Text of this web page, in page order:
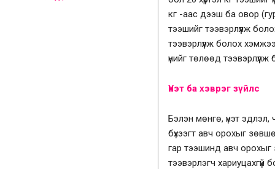
кг -аас дээш ба овор
тээшийг тээвэрлүүлж
тээвэрлүүлж болох
үнийг төлөөд тээвэрлүүлж
Үнэт ба хэврэг зүйлс
Бэлэн мөнгө, үнэт
бүхээгт авч орохыг
гар тээшинд авч
тээвэрлэгч хариуцахгүй